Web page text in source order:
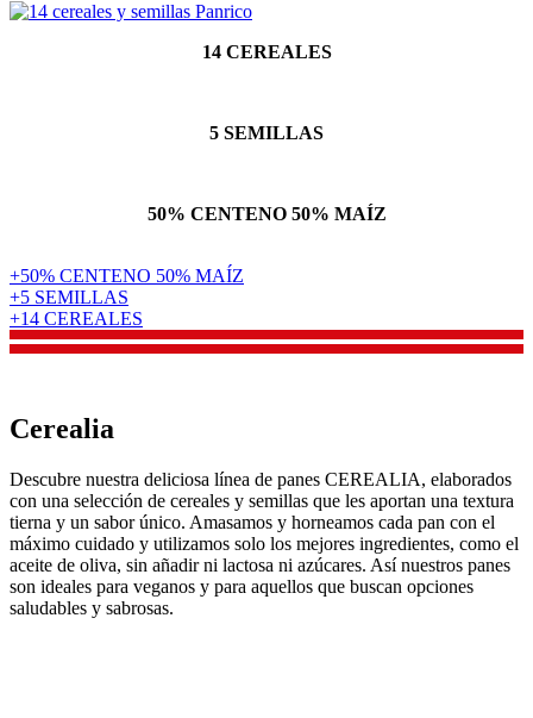
14 CEREALES
5 SEMILLAS
50% CENTENO50% MAÍZ
+50% CENTENO 50% MAÍZ
+5 SEMILLAS
+14 CEREALES
Cerealia
Descubre nuestra deliciosa línea de panes CEREALIA, elaborados
con una selección de cereales y semillas que les aportan una textura
tierna y un sabor único. Amasamos y horneamos cada pan con el
máximo cuidado y utilizamos solo los mejores ingredientes, como el
aceite de oliva, sin añadir ni lactosa ni azúcares. Así nuestros panes
son ideales para veganos y para aquellos que buscan opciones
saludables y sabrosas.